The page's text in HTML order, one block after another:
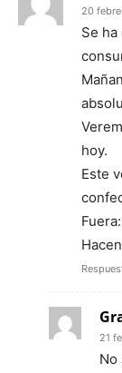
20
Se
hoy.
Este
21
No